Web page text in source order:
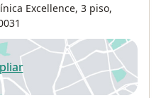
Excellence, 3 piso,
se abre en una nueva